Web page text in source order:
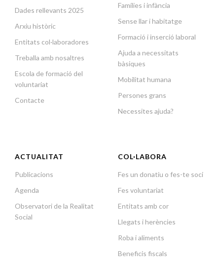
Dades rellevants 2025
Arxiu històric
Entitats col·laboradores
Treballa amb nosaltres
Escola de formació del
voluntariat
Contacte
Famílies i infància
Sense llar i habitatge
Formació i inserció laboral
Ajuda a necessitats
bàsiques
Mobilitat humana
Persones grans
Necessites ajuda?
ACTUALITAT
Publicacions
Agenda
Observatori de la Realitat
Social
COL·LABORA
Fes un donatiu o fes-te soci
Fes voluntariat
Entitats amb cor
Llegats i herències
Roba i aliments
Beneficis fiscals